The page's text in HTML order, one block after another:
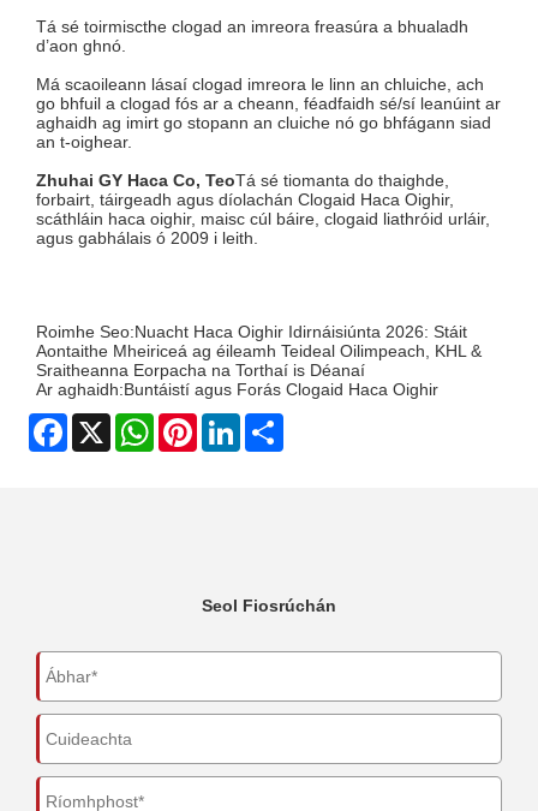
Tá sé toirmiscthe clogad an imreora freasúra a bhualadh
d’aon ghnó.
Má scaoileann lásaí clogad imreora le linn an chluiche, ach
go bhfuil a clogad fós ar a cheann, féadfaidh sé/sí leanúint ar
aghaidh ag imirt go stopann an cluiche nó go bhfágann siad
an t-oighear.
Zhuhai GY Haca Co, TeoTá sé tiomanta do thaighde,
forbairt, táirgeadh agus díolachán Clogaid Haca Oighir,
scáthláin haca oighir, maisc cúl báire, clogaid liathróid urláir,
agus gabhálais ó 2009 i leith.
Roimhe Seo:Nuacht Haca Oighir Idirnáisiúnta 2026: Stáit
Aontaithe Mheiriceá ag éileamh Teideal Oilimpeach, KHL &
Sraitheanna Eorpacha na Torthaí is Déanaí
Ar aghaidh:Buntáistí agus Forás Clogaid Haca Oighir
Facebook
X WhatsAppPinterestLinkedIn
Seol Fiosrúchán